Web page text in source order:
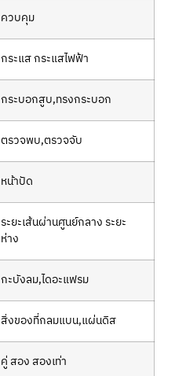
ควบคุม
กระแส กระแสไฟฟ้า
กระบอกสูบ,ทรงกระบอก
ตรวจพบ,ตรวจจับ
หน้าปัด
ระยะเส้นผ่านศูนย์กลาง ระยะ
ห่าง
กะบังลม,ไดอะแฟรม
สิ่งของที่กลมแบน,แผ่นดิส
คู่ สอง สองเท่า